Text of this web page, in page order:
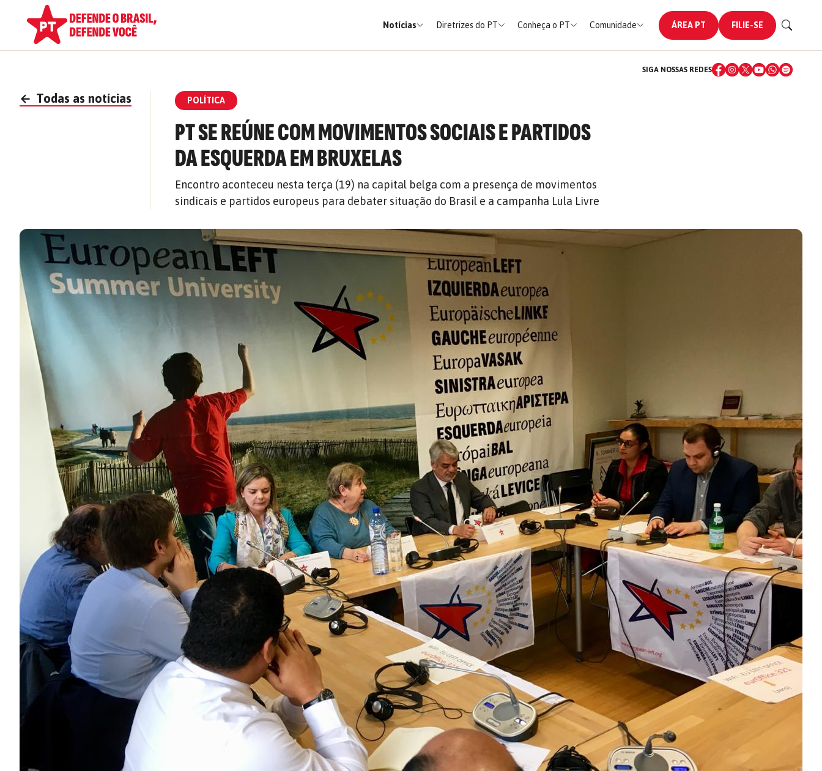
Notícias Diretrizes do PT Conheça o PT Comunidade ÁREA PT FILIE-SE
SIGA NOSSAS REDES
← Todas as notícias POLÍTICA
PT SE REÚNE COM MOVIMENTOS SOCIAIS E PARTIDOS
DA ESQUERDA EM BRUXELAS
Encontro aconteceu nesta terça (19) na capital belga com a presença de movimentos
sindicais e partidos europeus para debater situação do Brasil e a campanha Lula Livre